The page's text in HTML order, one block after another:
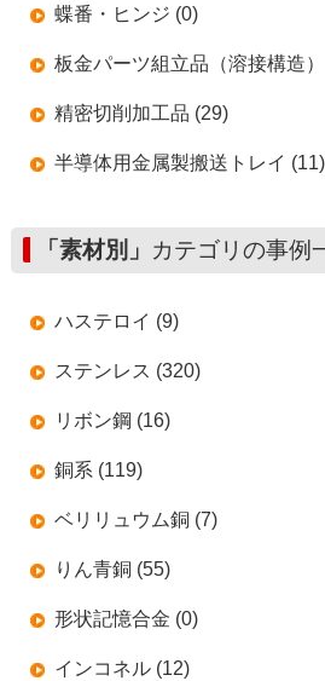
蝶番・ヒンジ (0)
板金パーツ組立品（溶接構造
精密切削加工品 (29)
半導体用金属製搬送トレイ (11)
「素材別」 カテゴリの事例
ハステロイ (9)
ステンレス (320)
リボン鋼 (16)
銅系 (119)
ベリリュウム銅 (7)
りん青銅 (55)
形状記憶合金 (0)
インコネル (12)